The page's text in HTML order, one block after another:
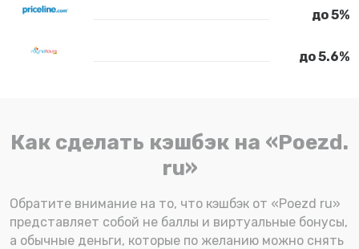
до 5%
до 5.6%
Как сделать кэшбэк на «Poezd.
ru»
Обратите внимание на то, что кэшбэк от «Poezd ru»
представляет собой не баллы и виртуальные бонусы,
а обычные деньги, которые по желанию можно снять